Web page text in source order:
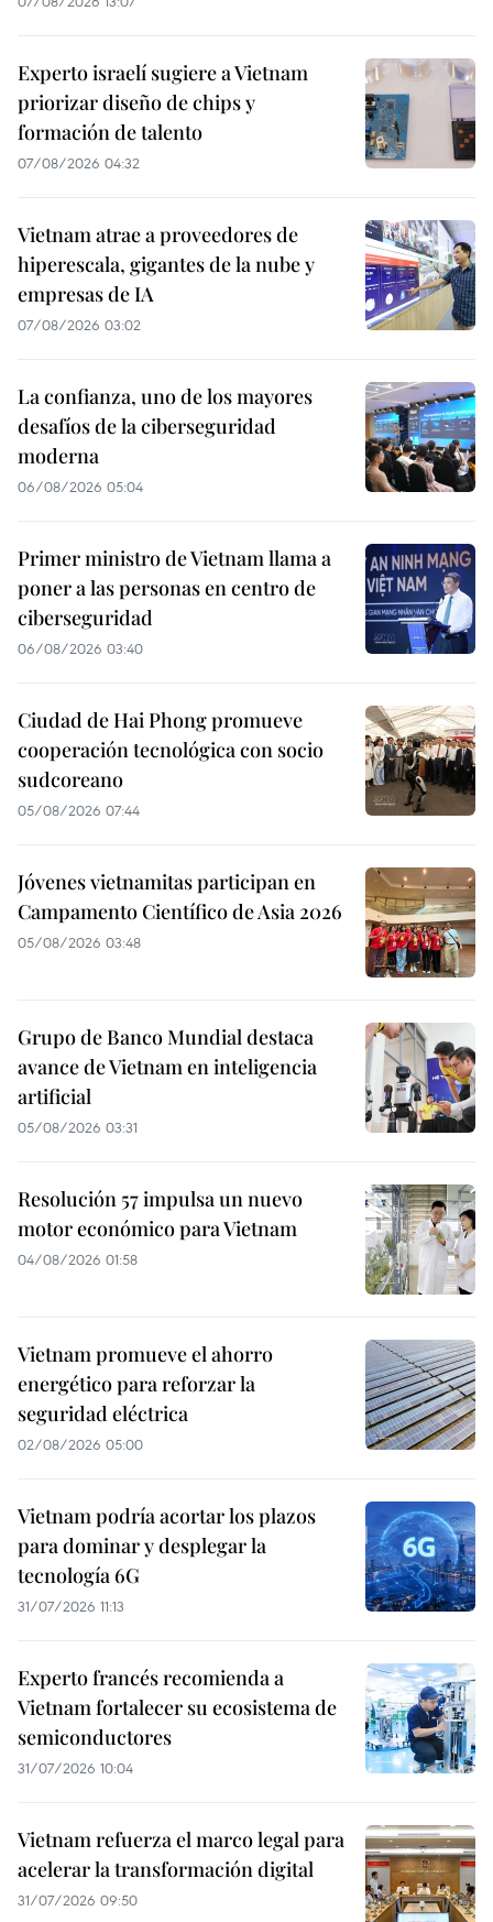
Experto israelí sugiere a Vietnam
priorizar diseño de chips y
formación de talento
07/08/2026 04:32
Vietnam atrae a proveedores de
hiperescala, gigantes de la nube y
empresas de IA
07/08/2026 03:02
La confianza, uno de los mayores
desafíos de la ciberseguridad
moderna
06/08/2026 05:04
Primer ministro de Vietnam llama a
poner a las personas en centro de
ciberseguridad
06/08/2026 03:40
Ciudad de Hai Phong promueve
cooperación tecnológica con socio
sudcoreano
05/08/2026 07:44
Jóvenes vietnamitas participan en
Campamento Científico de Asia 2026
05/08/2026 03:48
Grupo de Banco Mundial destaca
avance de Vietnam en inteligencia
artificial
05/08/2026 03:31
Resolución 57 impulsa un nuevo
motor económico para Vietnam
04/08/2026 01:58
Vietnam promueve el ahorro
energético para reforzar la
seguridad eléctrica
02/08/2026 05:00
Vietnam podría acortar los plazos
para dominar y desplegar la
tecnología 6G
31/07/2026 11:13
Experto francés recomienda a
Vietnam fortalecer su ecosistema de
semiconductores
31/07/2026 10:04
Vietnam refuerza el marco legal para
acelerar la transformación digital
31/07/2026 09:50